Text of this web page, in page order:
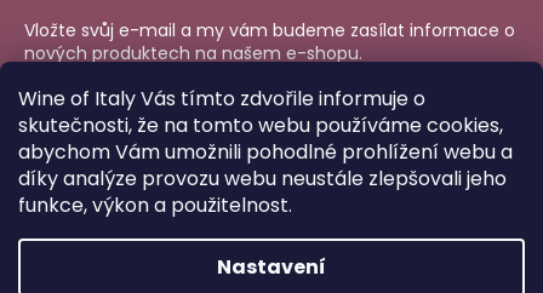
Wine of Italy Vás tímto zdvořile informuje o
skutečnosti, že na tomto webu používáme cookies,
abychom Vám umožnili pohodlné prohlížení webu a
díky analýze provozu webu neustále zlepšovali jeho
funkce, výkon a použitelnost.
Nastavení
Vložte svůj e-mail a my vám budeme zasílat informace o
nových produktech na našem e-shopu.
E-mail
PŘIHLÁSIT SE
Wine of Italy. Všechna práva vyhrazena.